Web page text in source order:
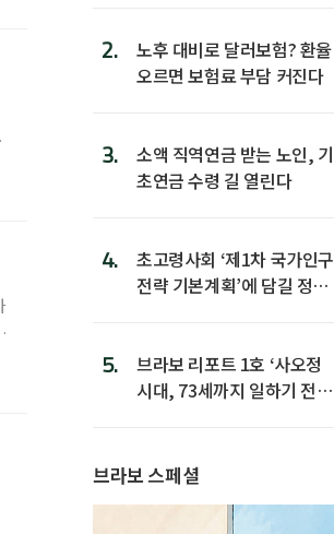
2.
노후 대비로 달러보험? 환율
오르면 보험료 부담 커진다
3.
소액 직역연금 받는 노인, 기
초연금 수령 길 열린다
4.
초고령사회 ‘제1차 국가인구
전략 기본계획’에 담길 정책
5.
브라보 리포트 1호 ‘사오정
시대, 73세까지 일하기 전략’
브라보 스페셜